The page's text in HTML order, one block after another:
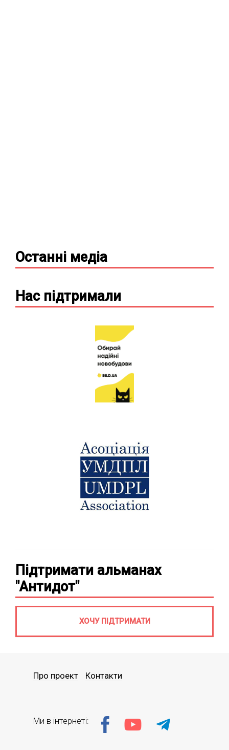
Останні медіа
Нас підтримали
Підтримати альманах
"Антидот"
ХОЧУ ПІДТРИМАТИ
Про проект Контакти
Ми в інтернеті: